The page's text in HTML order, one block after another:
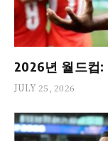
2026년 월드컵:
JULY 25, 2026